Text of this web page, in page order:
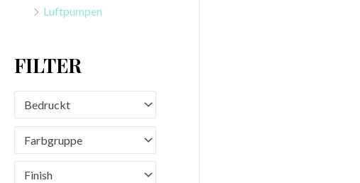
Luftpumpen
FILTER
Bedruckt
Farbgruppe
Finish